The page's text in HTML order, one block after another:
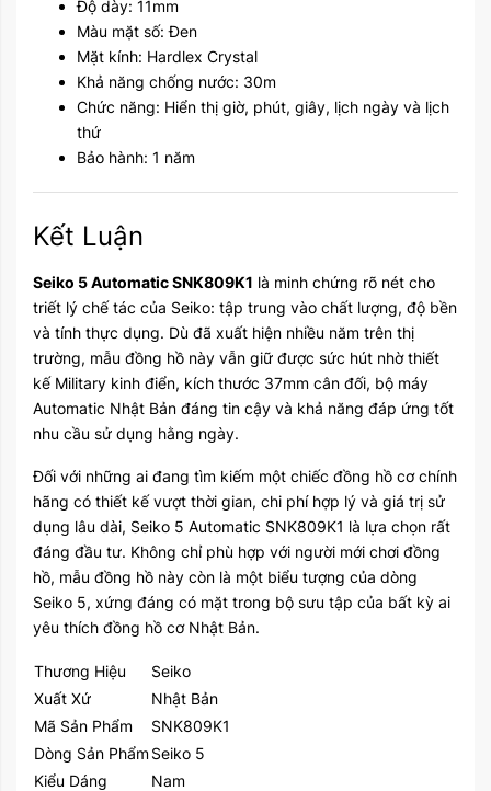
Độ dày: 11mm
Màu mặt số: Đen
Mặt kính: Hardlex Crystal
Khả năng chống nước: 30m
Chức năng: Hiển thị giờ, phút, giây, lịch ngày và lịch
thứ
Bảo hành: 1 năm
Kết Luận
Seiko 5 Automatic SNK809K1 là minh chứng rõ nét cho
triết lý chế tác của Seiko: tập trung vào chất lượng, độ bền
và tính thực dụng. Dù đã xuất hiện nhiều năm trên thị
trường, mẫu đồng hồ này vẫn giữ được sức hút nhờ thiết
kế Military kinh điển, kích thước 37mm cân đối, bộ máy
Automatic Nhật Bản đáng tin cậy và khả năng đáp ứng tốt
nhu cầu sử dụng hằng ngày.
Đối với những ai đang tìm kiếm một chiếc đồng hồ cơ chính
hãng có thiết kế vượt thời gian, chi phí hợp lý và giá trị sử
dụng lâu dài, Seiko 5 Automatic SNK809K1 là lựa chọn rất
đáng đầu tư. Không chỉ phù hợp với người mới chơi đồng
hồ, mẫu đồng hồ này còn là một biểu tượng của dòng
Seiko 5, xứng đáng có mặt trong bộ sưu tập của bất kỳ ai
yêu thích đồng hồ cơ Nhật Bản.
Thương Hiệu
Seiko
Xuất Xứ
Nhật Bản
Mã Sản Phẩm
SNK809K1
Dòng Sản PhẩmSeiko 5
Kiểu Dáng
Nam